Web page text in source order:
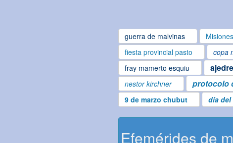
guerra de malvinas Misiones
fiesta provincial pasto copa
fray mamerto esquiu
nestor kirchner protocolo
9 de marzo chubut
día
Efemérides de